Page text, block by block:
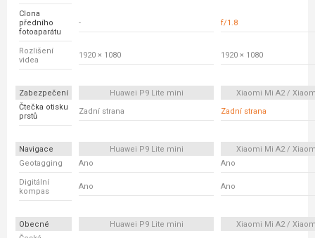
Clona
předního
fotoaparátu
- f/1.8
Rozlišení
videa
1920 × 1080 1920 × 1080
Zabezpečení Huawei P9 Lite mini
Xiaomi Mi A2 /
Čtečka otisku
prstů
Zadní strana Zadní strana
Navigace Huawei P9 Lite mini
Xiaomi Mi A2 /
Geotagging
Ano Ano
Digitální
kompas
Ano Ano
Obecné Huawei P9 Lite mini
Xiaomi Mi A2 /